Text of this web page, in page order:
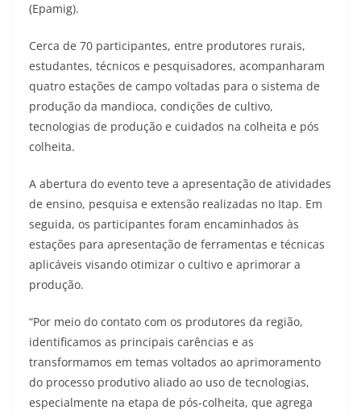
(Epamig).
Cerca de 70 participantes, entre produtores rurais,
estudantes, técnicos e pesquisadores, acompanharam
quatro estações de campo voltadas para o sistema de
produção da mandioca, condições de cultivo,
tecnologias de produção e cuidados na colheita e pós
colheita.
A abertura do evento teve a apresentação de atividades
de ensino, pesquisa e extensão realizadas no Itap. Em
seguida, os participantes foram encaminhados às
estações para apresentação de ferramentas e técnicas
aplicáveis visando otimizar o cultivo e aprimorar a
produção.
“Por meio do contato com os produtores da região,
identificamos as principais carências e as
transformamos em temas voltados ao aprimoramento
do processo produtivo aliado ao uso de tecnologias,
especialmente na etapa de pós-colheita, que agrega